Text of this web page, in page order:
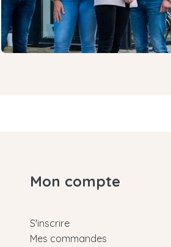
Mon compte
S'inscrire
Mes commandes